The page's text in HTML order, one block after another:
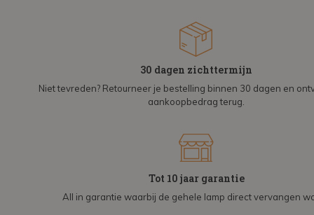
30 dagen zichttermijn
Niet tevreden? Retourneer je bestelling binnen 30 dagen en
aankoopbedrag terug.
Tot 10 jaar garantie
All in garantie waarbij de gehele lamp direct vervangen